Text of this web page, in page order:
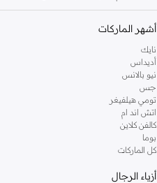
أشهر الماركات
نايك
أديداس
نيو بالانس
جس
تومي هيلفيغر
اتش اند ام
كالفن كلاين
بوما
كل الماركات
أزياء الرجال